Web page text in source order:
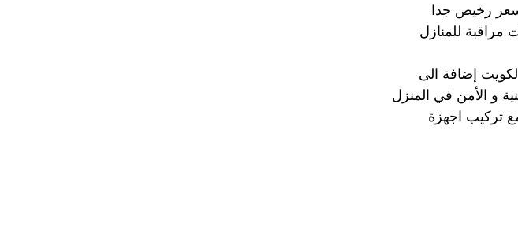
رخيص جدا
للمنازل
إضافة الى
و الأمن في المنزل
تركيب اجهزة